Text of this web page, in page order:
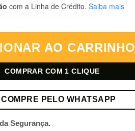
com a Linha de Crédito. Saiba mais
– PlayStation 3 – Mídia Digital quantidade
AO CARRINHO
COMPRAR COM 1 CLIQUE
COMPRE PELO WHATSAPP
Segurança.